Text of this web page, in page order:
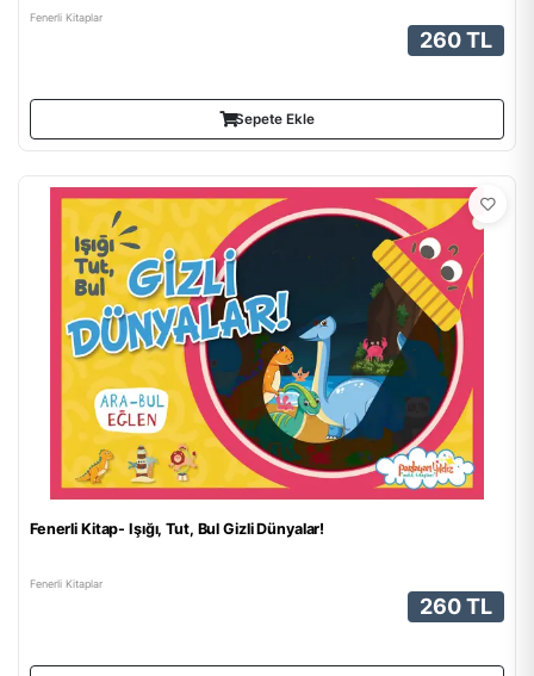
Fenerli Kitaplar
260 TL
Sepete Ekle
Fenerli Kitap- Işığı, Tut, Bul Gizli Dünyalar!
Fenerli Kitaplar
260 TL